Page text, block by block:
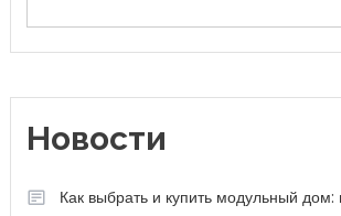
Новости
Как выбрать и купить модульный дом: